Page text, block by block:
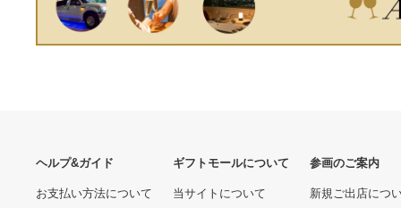
同期）他）
9,880円